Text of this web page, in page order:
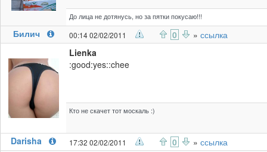
До лица не дотянусь, но за пятки покусаю!!!
Билич 00:14 02/02/2011 0 » ссылка
Lienka
:good:yes::chee
Кто не скачет тот москаль :)
Darisha 17:32 02/02/2011 0 » ссылка